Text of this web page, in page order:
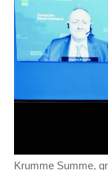
Krumme Summe,